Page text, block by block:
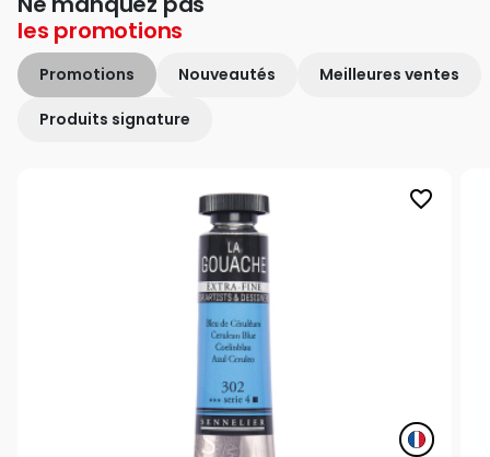
les promotions
Promotions Nouveautés Meilleures ventes
Produits signature
favorite_border